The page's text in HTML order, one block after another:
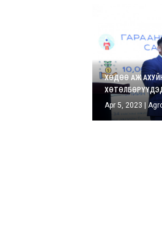
ХӨДӨӨ АЖ
Apr 5, 2023